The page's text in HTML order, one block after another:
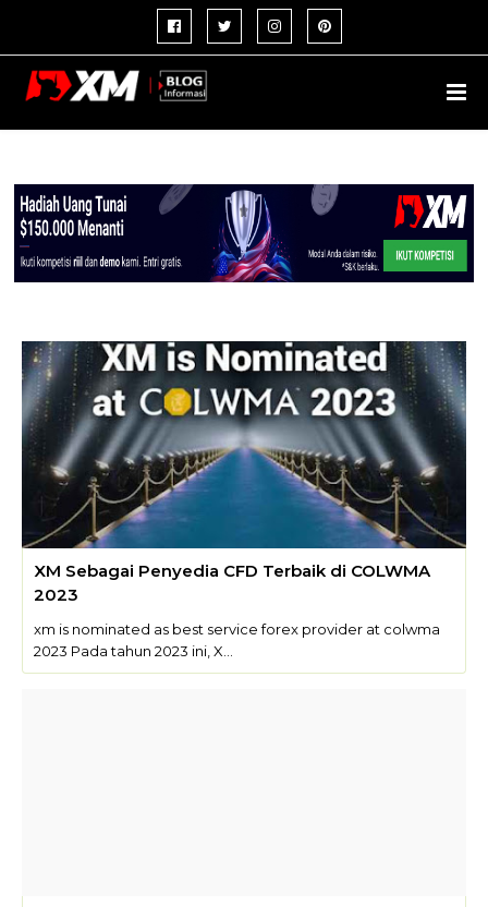
XM Sebagai Penyedia CFD Terbaik di COLWMA
2023
xm is nominated as best service forex provider at colwma
2023 Pada tahun 2023 ini, X…